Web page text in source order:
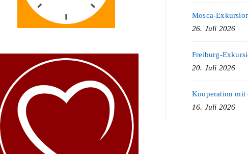
Mosca-
26. Juli 2026
Freiburg-
20. Juli 2026
16. Juli 2026